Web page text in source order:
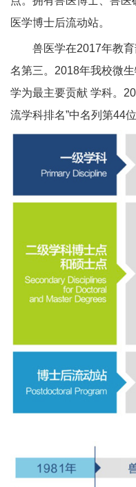
医学博士后流动站。
兽医学在2017年教育
名第三。2018年我校微
学为最主要贡献 学科。
流学科排名”中名列第44位